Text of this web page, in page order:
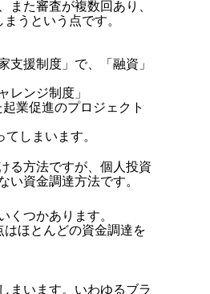
また審査が複数回あり、
うという点です。
援制度」で、「融資」
レンジ制度」
業促進のプロジェクト
しまいます。
る方法ですが、個人投資
い資金調達方法です。
くつかあります。
ほとんどの資金調達を
まいます。いわゆるブラ